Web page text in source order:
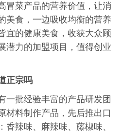
冒菜产品的营养价值，让消
美食，一边吸收均衡的营养
宜的健康美食，收获大众顾
潜力的加盟项目，值得创业
正宗吗
一批经验丰富的产品研发团
材料制作产品，先后推出口
香辣味、麻辣味、藤椒味、